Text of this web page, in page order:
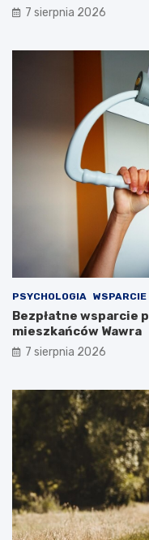
7 sierpnia 2026
PSYCHOLOGIA WSPARCIE
Bezpłatne wsparcie
mieszkańców Wawra
7 sierpnia 2026